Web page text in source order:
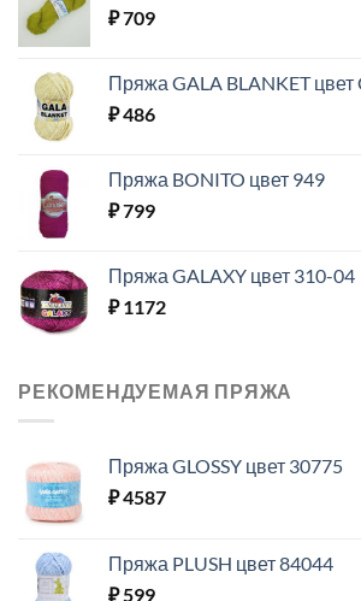
₽709
Пряжа GALA BLANKET цвет
₽486
Пряжа BONITO цвет 949
₽799
Пряжа GALAXY цвет 310-04
₽1172
РЕКОМЕНДУЕМАЯ ПРЯЖА
Пряжа GLOSSY цвет 30775
₽4587
Пряжа PLUSH цвет 84044
₽599